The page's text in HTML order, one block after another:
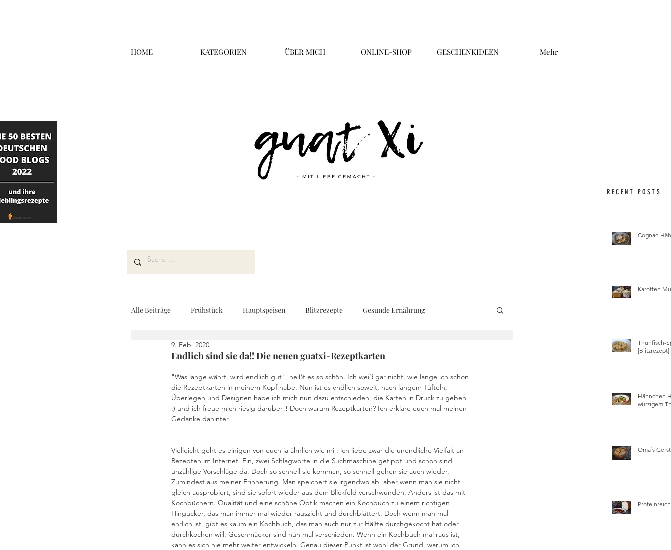
HOME KATEGORIEN ÜBER MICH ONLINE-SHOP GESCHENKIDEEN Mehr
RECENT POSTS
Alle Beiträge Frühstück Hauptspeisen Blitzrezepte Gesunde Ernährung
Kuchen und Desserts
Drinks Fingerfood Geschenke aus der Küche Kinderküche Low Carb
Endlich sind sie da!! Die neuen guatxi-Rezeptkarten
9. Feb. 2020
"Was lange währt, wird endlich gut", heißt es so schön. Ich weiß gar nicht, wie lange ich schon
die Rezeptkarten in meinem Kopf habe. Nun ist es endlich soweit, nach langem Tüfteln,
Überlegen und Designen habe ich mich nun dazu entschieden, die Karten in Druck zu geben
:) und ich freue mich riesig darüber!! Doch warum Rezeptkarten? Ich erkläre euch mal meinen
Gedanke dahinter.
Vielleicht geht es einigen von euch ja ähnlich wie mir: ich liebe zwar die unendliche Vielfalt an
Rezepten im Internet. Ein, zwei Schlagworte in die Suchmaschine getippt und schon sind
unzählige Vorschläge da. Doch so schnell sie kommen, so schnell gehen sie auch wieder.
Zumindest aus meiner Erinnerung. Man speichert sie irgendwo ab, aber wenn man sie nicht
gleich ausprobiert, sind sie sofort wieder aus dem Blickfeld verschwunden. Anders ist das mit
Kochbüchern. Qualität und eine schöne Optik machen ein Kochbuch zu einem richtigen
Hingucker, das man immer mal wieder rauszieht und durchblättert. Doch wenn man mal
ehrlich ist, gibt es kaum ein Kochbuch, das man auch nur zur Hälfte durchgekocht hat oder
durchkochen will. Geschmäcker sind nun mal verschieden. Wenn ein Kochbuch mal raus ist,
kann es sich nie mehr weiter entwickeln. Genau dieser Punkt ist wohl der Grund, warum ich
Cognac-
Karotten
Thunfisch-
[Blitzrezept]
Hähnchen
würzigem
Oma´s